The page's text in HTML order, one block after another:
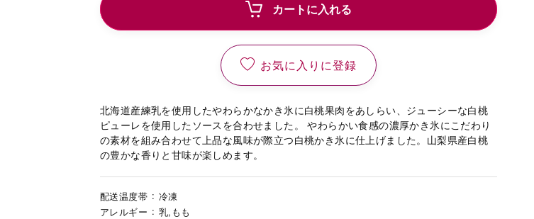
カートに入れる
お気に入りに登録
北海道産練乳を使用したやわらかなかき氷に白桃果肉をあしらい、ジューシーな白桃
ピューレを使用したソースを合わせました。 やわらかい食感の濃厚かき氷にこだわり
の素材を組み合わせて上品な風味が際立つ白桃かき氷に仕上げました。山梨県産白桃
の豊かな香りと甘味が楽しめます。
配送温度帯
冷凍
アレルギー
乳,もも